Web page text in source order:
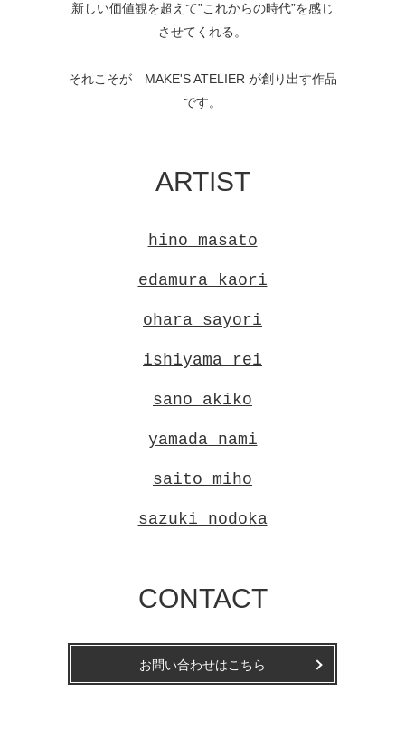
新しい価値観を超えて”これからの時代”を感じ
させてくれる。
それこそが MAKE'S ATELIER が創り出す作品
です。
ARTIST
hino masato
edamura kaori
ohara sayori
ishiyama rei
sano akiko
yamada nami
saito miho
sazuki nodoka
CONTACT
お問い合わせはこちら